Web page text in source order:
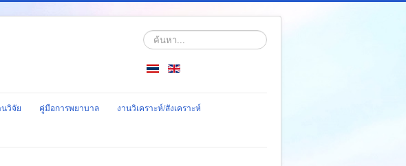
ค้นหา...
นวิจัย คู่มือการพยาบาล งานวิเคราะห์/สังเคราะห์